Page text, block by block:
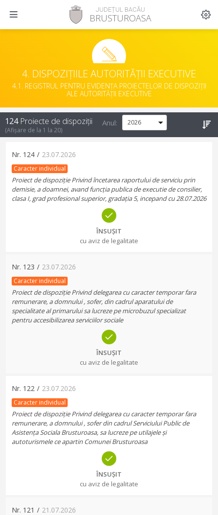
JUDEȚUL BACĂU
BRUSTUROASA
4. DISPOZIȚIILE AUTORITĂȚII EXECUTIVE
4.1. REGISTRUL PENTRU EVIDENȚA PROIECTELOR DE DISPOZIȚII
ALE AUTORITĂȚII EXECUTIVE
124 Proiecte de dispoziții
(Afișare de la 1 la 20)
Anul:
Nr. 124 / 23.07.2026
Caracter individual
Proiect de dispoziție Privind încetarea raportului de serviciu prin
demisie, a doamnei, avand funcția publica de executie de consilier,
clasa I, grad profesional superior, gradația 5, incepand cu 28.07.2026
ÎNSUȘIT
cu aviz de legalitate
Nr. 123 / 23.07.2026
Caracter individual
Proiect de dispoziție Privind delegarea cu caracter temporar fara
remunerare, a domnului , sofer, din cadrul aparatului de
specialitate al primarului sa lucreze pe microbuzul specializat
pentru accesibilizarea serviciilor sociale
ÎNSUȘIT
cu aviz de legalitate
Nr. 122 / 23.07.2026
Caracter individual
Proiect de dispoziție Privind delegarea cu caracter temporar fara
remunerare, a domnului , sofer din cadrul Serviciului Public de
Asistența Sociala Brusturoasa, sa lucreze pe utilajele și
autoturismele ce apartin Comunei Brusturoasa
ÎNSUȘIT
cu aviz de legalitate
Nr. 121 / 21.07.2026